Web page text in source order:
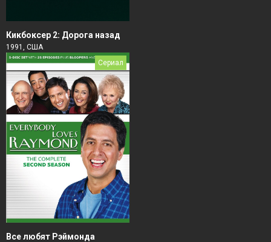
Кикбоксер 2: Дорога назад
1991, США
Сериал
Все любят Рэймонда